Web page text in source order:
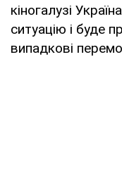
кіногалузі
ситуацію і буде
випадкові